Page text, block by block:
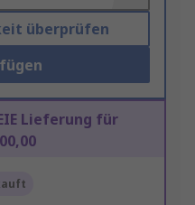
überprüfen
Lieferung für